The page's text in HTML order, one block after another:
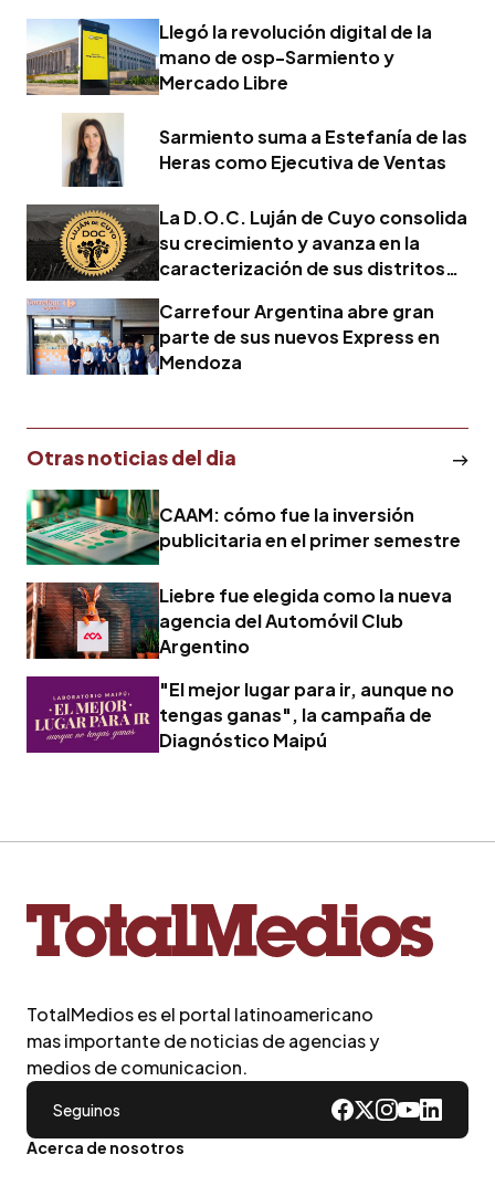
Llegó la revolución digital de la
mano de osp-Sarmiento y
Mercado Libre
Sarmiento suma a Estefanía de las
Heras como Ejecutiva de Ventas
La D.O.C. Luján de Cuyo consolida
su crecimiento y avanza en la
caracterización de sus distritos
Carrefour Argentina abre gran
parte de sus nuevos Express en
Mendoza
Otras noticias del dia
CAAM: cómo fue la inversión
publicitaria en el primer semestre
Liebre fue elegida como la nueva
agencia del Automóvil Club
Argentino
"El mejor lugar para ir, aunque no
tengas ganas", la campaña de
Diagnóstico Maipú
TotalMedios es el portal latinoamericano
mas importante de noticias de agencias y
medios de comunicacion.
Seguinos
Acerca de nosotros